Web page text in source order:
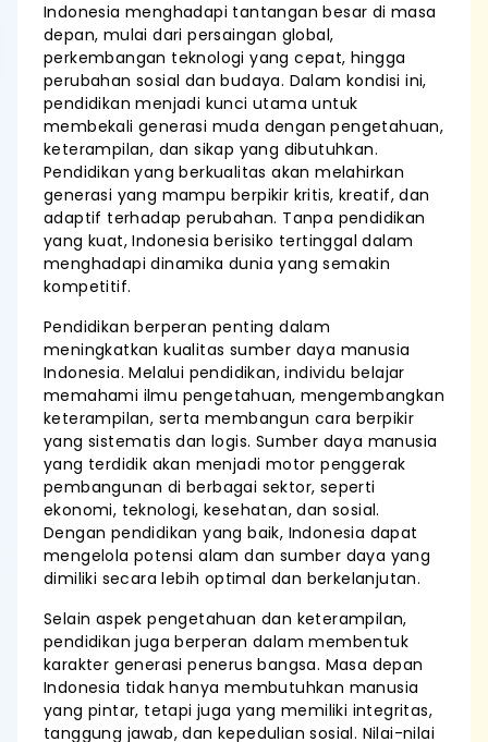
Indonesia menghadapi tantangan besar di masa
depan, mulai dari persaingan global,
perkembangan teknologi yang cepat, hingga
perubahan sosial dan budaya. Dalam kondisi ini,
pendidikan menjadi kunci utama untuk
membekali generasi muda dengan pengetahuan,
keterampilan, dan sikap yang dibutuhkan.
Pendidikan yang berkualitas akan melahirkan
generasi yang mampu berpikir kritis, kreatif, dan
adaptif terhadap perubahan. Tanpa pendidikan
yang kuat, Indonesia berisiko tertinggal dalam
menghadapi dinamika dunia yang semakin
kompetitif.
Pendidikan berperan penting dalam
meningkatkan kualitas sumber daya manusia
Indonesia. Melalui pendidikan, individu belajar
memahami ilmu pengetahuan, mengembangkan
keterampilan, serta membangun cara berpikir
yang sistematis dan logis. Sumber daya manusia
yang terdidik akan menjadi motor penggerak
pembangunan di berbagai sektor, seperti
ekonomi, teknologi, kesehatan, dan sosial.
Dengan pendidikan yang baik, Indonesia dapat
mengelola potensi alam dan sumber daya yang
dimiliki secara lebih optimal dan berkelanjutan.
Selain aspek pengetahuan dan keterampilan,
pendidikan juga berperan dalam membentuk
karakter generasi penerus bangsa. Masa depan
Indonesia tidak hanya membutuhkan manusia
yang pintar, tetapi juga yang memiliki integritas,
tanggung jawab, dan kepedulian sosial. Nilai-nilai